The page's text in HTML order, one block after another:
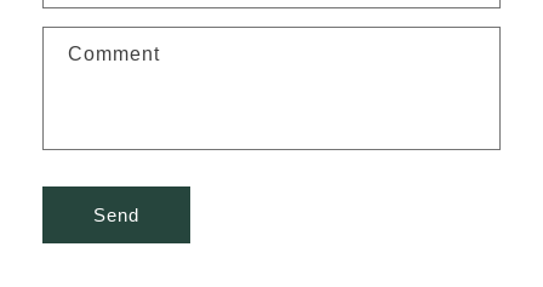
Comment
Send